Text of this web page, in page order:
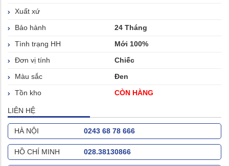
Xuất xứ
Bảo hành
24 Tháng
Tình trạng HH
Mới 100%
Đơn vị tính
Chiếc
Màu sắc
Đen
Tồn kho
CÒN HÀNG
LIÊN HỆ
HÀ NỘI 0243 68 78 666
HỒ CHÍ MINH 028.38130866